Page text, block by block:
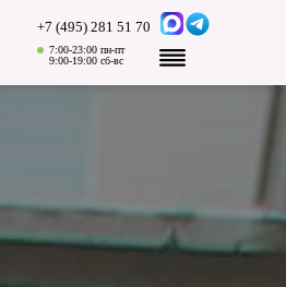
+7 (495) 281 51 70
7:00-23:00 пн-пт
9:00-19:00 сб-вс